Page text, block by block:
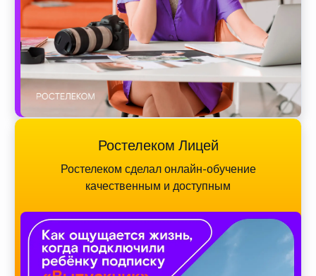
Ростелеком Лицей
Ростелеком сделал онлайн-обучение
качественным и доступным